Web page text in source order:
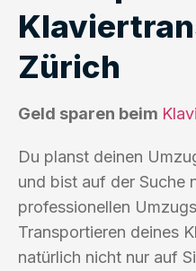
Zürich
Geld sparen beim
Du planst deinen
und bist auf der Suche
professionellen
Transportieren deines
natürlich nicht nur auf